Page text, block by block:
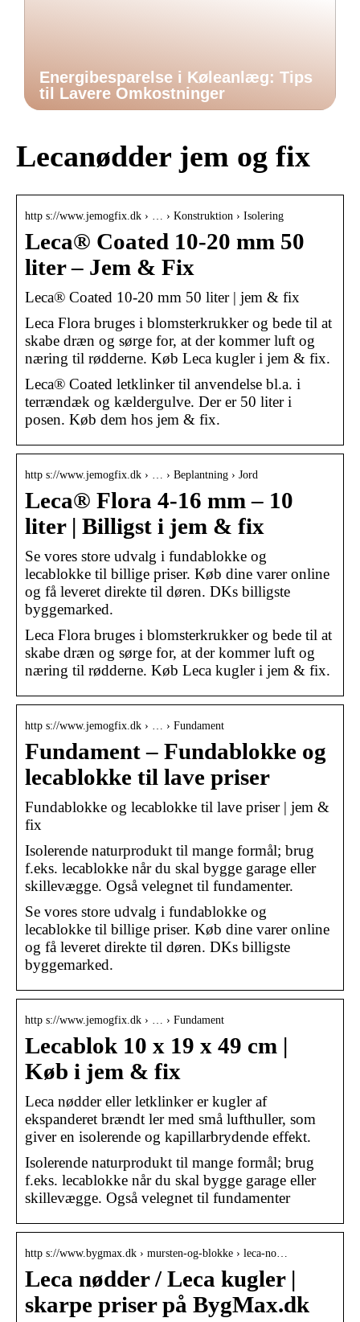
Energibesparelse i Køleanlæg: Tips
til Lavere Omkostninger
Lecanødder jem og fix
http s://www.jemogfix.dk › … › Konstruktion › Isolering
Leca® Coated 10-20 mm 50
liter – Jem & Fix
Leca® Coated 10-20 mm 50 liter | jem & fix
Leca Flora bruges i blomsterkrukker og bede til at
skabe dræn og sørge for, at der kommer luft og
næring til rødderne. Køb Leca kugler i jem & fix.
Leca® Coated letklinker til anvendelse bl.a. i
terrændæk og kældergulve. Der er 50 liter i
posen. Køb dem hos jem & fix.
http s://www.jemogfix.dk › … › Beplantning › Jord
Leca® Flora 4-16 mm – 10
liter | Billigst i jem & fix
Se vores store udvalg i fundablokke og
lecablokke til billige priser. Køb dine varer online
og få leveret direkte til døren. DKs billigste
byggemarked.
Leca Flora bruges i blomsterkrukker og bede til at
skabe dræn og sørge for, at der kommer luft og
næring til rødderne. Køb Leca kugler i jem & fix.
http s://www.jemogfix.dk › … › Fundament
Fundament – Fundablokke og
lecablokke til lave priser
Fundablokke og lecablokke til lave priser | jem &
fix
Isolerende naturprodukt til mange formål; brug
f.eks. lecablokke når du skal bygge garage eller
skillevægge. Også velegnet til fundamenter.
Se vores store udvalg i fundablokke og
lecablokke til billige priser. Køb dine varer online
og få leveret direkte til døren. DKs billigste
byggemarked.
http s://www.jemogfix.dk › … › Fundament
Lecablok 10 x 19 x 49 cm |
Køb i jem & fix
Leca nødder eller letklinker er kugler af
ekspanderet brændt ler med små lufthuller, som
giver en isolerende og kapillarbrydende effekt.
Isolerende naturprodukt til mange formål; brug
f.eks. lecablokke når du skal bygge garage eller
skillevægge. Også velegnet til fundamenter
http s://www.bygmax.dk › mursten-og-blokke › leca-no…
Leca nødder / Leca kugler |
skarpe priser på BygMax.dk